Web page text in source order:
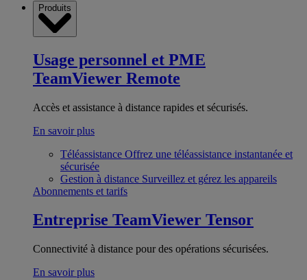
Produits
Usage personnel et PME
TeamViewer Remote
Accès et assistance à distance rapides et sécurisés.
En savoir plus
Téléassistance Offrez une téléassistance instantanée et
sécurisée
Gestion à distance Surveillez et gérez les appareils
Abonnements et tarifs
Entreprise TeamViewer Tensor
Connectivité à distance pour des opérations sécurisées.
En savoir plus